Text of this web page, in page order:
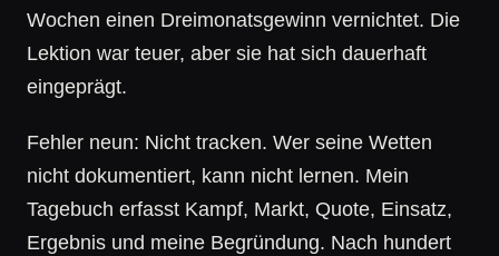
Wochen einen Dreimonatsgewinn vernichtet. Die
Lektion war teuer, aber sie hat sich dauerhaft
eingeprägt.
Fehler neun: Nicht tracken. Wer seine Wetten
nicht dokumentiert, kann nicht lernen. Mein
Tagebuch erfasst Kampf, Markt, Quote, Einsatz,
Ergebnis und meine Begründung. Nach hundert